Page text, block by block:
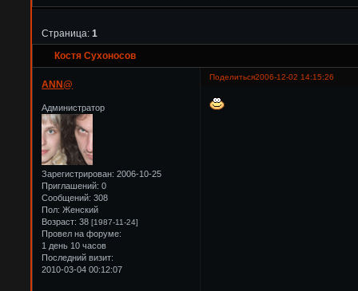
Костя Сухоносов
Страница:1
Поделиться2006-12-02 14:15:26
ANN@
Администратор
Зарегистрирован: 2006-10-25
Приглашений: 0
Сообщений: 308
Пол: Женский
Возраст: 38[1987-11-24]
Провел на форуме:
1 день 10 часов
Последний визит:
2010-03-04 00:12:07